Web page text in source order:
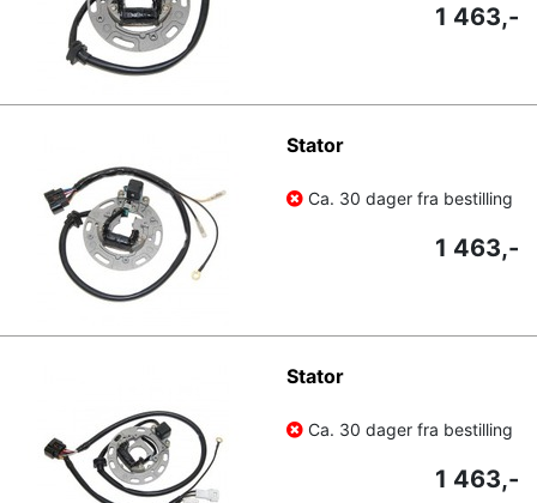
1 463,-
Stator
Ca. 30 dager fra bestilling
1 463,-
Stator
Ca. 30 dager fra bestilling
1 463,-